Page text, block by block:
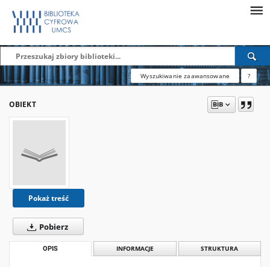
Wyszukiwanie zaawansowane ?
OBIEKT
Pokaż treść
Pobierz
OPIS INFORMACJE STRUKTURA